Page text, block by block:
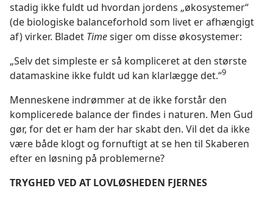
stadig ikke fuldt ud hvordan jordens „økosystemer“
(de biologiske balanceforhold som livet er afhængigt
af) virker. Bladet Timesiger om disse økosystemer:
„Selv det simpleste er så kompliceret at den største
datamaskine ikke fuldt ud kan klarlægge det.“9
Menneskene indrømmer at de ikke forstår den
komplicerede balance der findes i naturen. Men Gud
gør, for det er ham der har skabt den. Vil det da ikke
være både klogt og fornuftigt at se hen til Skaberen
efter en løsning på problemerne?
TRYGHED VED AT LOVLØSHEDEN FJERNES